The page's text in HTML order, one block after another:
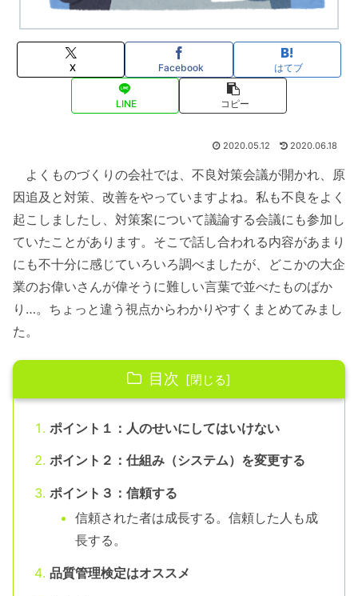
X Facebook はてブ
LINE コピー
2020.05.12 2020.06.18
よくものづくりの会社では、不良対策会議が開かれ、原
因追及と対策、改善をやっていますよね。私も不良をよく
起こしましたし、対策案について議論する会議にも参加し
ていたことがあります。そこで話し合われる内容があまり
にも不十分に感じていろいろ調べましたが、どこかの大企
業のお偉いさんが偉そうに難しい言葉で並べたものばか
り…。ちょっと違う視点からわかりやすくまとめてみまし
た。
目次
ポイント１：人のせいにしてはいけない
ポイント２：仕組み（システム）を変更する
ポイント３：信頼する
信頼された者は成長する。信頼した人も成
長する。
品質管理検定はオススメ